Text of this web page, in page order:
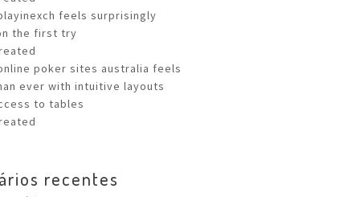
feels surprisingly
the first try
poker sites australia feels
ever with intuitive layouts
to tables
recentes